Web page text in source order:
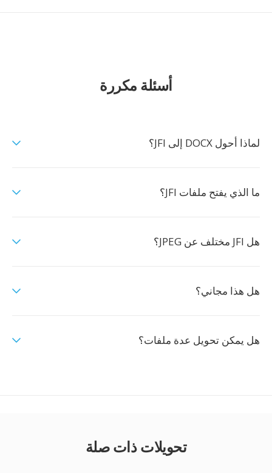
أسئلة مكررة
لماذا أحول DOCX إلى JFI؟
ما الذي يفتح ملفات JFI؟
هل JFI مختلف عن JPEG؟
هل هذا مجاني؟
هل يمكن تحويل عدة ملفات؟
تحويلات ذات صلة